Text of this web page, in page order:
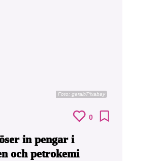
Foto: geralt/Pixabay
0
in pengar i
och petrokemi